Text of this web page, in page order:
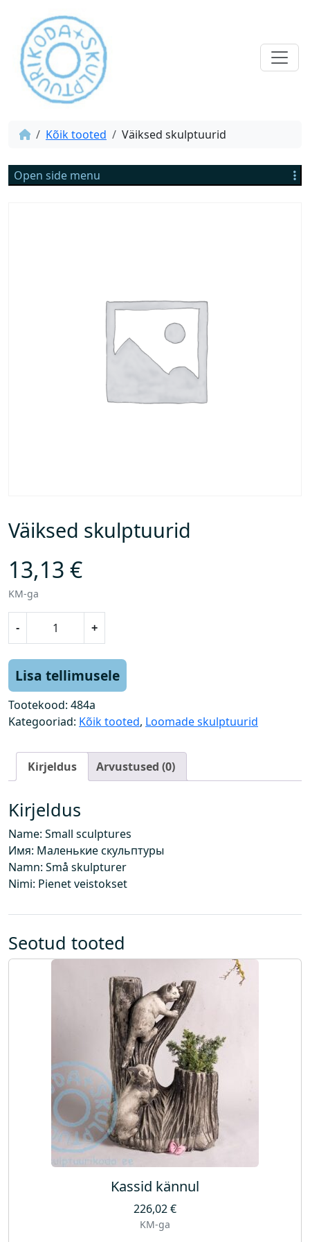
Kõik tooted Väiksed skulptuurid
Open side menu
Väiksed skulptuurid
13,13 €
KM-ga
-
s
e
d
l
p
t
u
u
r
i
k
o
g
+
Lisa tellimusele
Tootekood: 484a
Kategooriad: Kõik tooted, Loomade skulptuurid
Kirjeldus Arvustused (0)
Kirjeldus
Name: Small sculptures
Имя: Маленькие скульптуры
Namn: Små skulpturer
Nimi: Pienet veistokset
Seotud tooted
Kassid kännul
226,02€
KM-ga